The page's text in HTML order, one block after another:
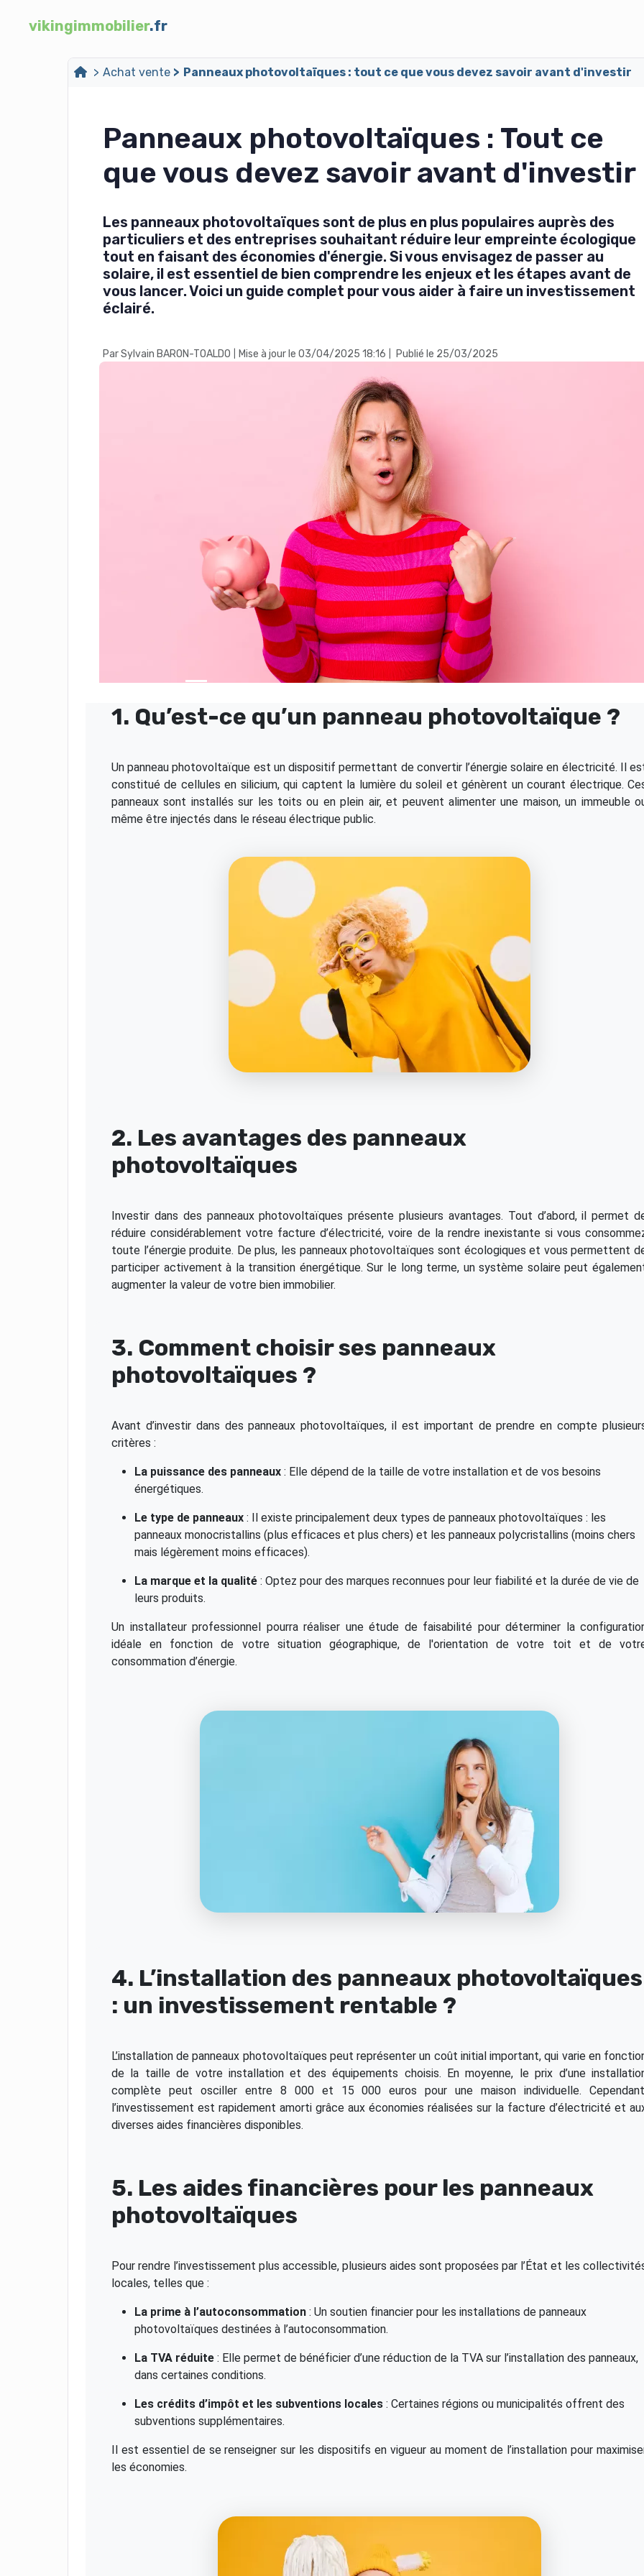
vikingimmobilier.fr
Achat vente Panneaux photovoltaïques : tout ce que vous devez savoir avant d'investir
Panneaux photovoltaïques : Tout ce
que vous devez savoir avant d'investir
Les panneaux photovoltaïques sont de plus en plus populaires auprès des
particuliers et des entreprises souhaitant réduire leur empreinte écologique
tout en faisant des économies d'énergie. Si vous envisagez de passer au
solaire, il est essentiel de bien comprendre les enjeux et les étapes avant de
vous lancer. Voici un guide complet pour vous aider à faire un investissement
éclairé.
Par Sylvain BARON-TOALDO Mise à jour le 03/04/2025 18:16 Publié le 25/03/2025
1. Qu’est-ce qu’un panneau photovoltaïque ?
Un panneau photovoltaïque est un dispositif permettant de convertir l’énergie solaire en électricité. Il
constitué de cellules en silicium, qui captent la lumière du soleil et génèrent un courant électrique.
panneaux sont installés sur les toits ou en plein air, et peuvent alimenter une maison, un immeuble
même être injectés dans le réseau électrique public.
2. Les avantages des panneaux
photovoltaïques
Investir dans des panneaux photovoltaïques présente plusieurs avantages. Tout d’abord, il permet
réduire considérablement votre facture d’électricité, voire de la rendre inexistante si vous
toute l’énergie produite. De plus, les panneaux photovoltaïques sont écologiques et vous permettent
participer activement à la transition énergétique. Sur le long terme, un système solaire peut
augmenter la valeur de votre bien immobilier.
3. Comment choisir ses panneaux
photovoltaïques ?
Avant d’investir dans des panneaux photovoltaïques, il est important de prendre en compte
critères :
La puissance des panneaux : Elle dépend de la taille de votre installation et de vos besoins
énergétiques.
Le type de panneaux : Il existe principalement deux types de panneaux photovoltaïques : les
panneaux monocristallins (plus efficaces et plus chers) et les panneaux polycristallins (moins chers
mais légèrement moins efficaces).
La marque et la qualité : Optez pour des marques reconnues pour leur fiabilité et la durée de vie de
leurs produits.
Un installateur professionnel pourra réaliser une étude de faisabilité pour déterminer la
idéale en fonction de votre situation géographique, de l'orientation de votre toit et de
consommation d’énergie.
4. L’installation des panneaux photovoltaïques
: un investissement rentable ?
L’installation de panneaux photovoltaïques peut représenter un coût initial important, qui varie en
de la taille de votre installation et des équipements choisis. En moyenne, le prix d’une
complète peut osciller entre 8 000 et 15 000 euros pour une maison individuelle.
l’investissement est rapidement amorti grâce aux économies réalisées sur la facture d’électricité et
diverses aides financières disponibles.
5. Les aides financières pour les panneaux
photovoltaïques
Pour rendre l’investissement plus accessible, plusieurs aides sont proposées par l’État et les
locales, telles que :
La prime à l’autoconsommation : Un soutien financier pour les installations de panneaux
photovoltaïques destinées à l’autoconsommation.
La TVA réduite : Elle permet de bénéficier d’une réduction de la TVA sur l’installation des panneaux,
dans certaines conditions.
Les crédits d’impôt et les subventions locales : Certaines régions ou municipalités offrent des
subventions supplémentaires.
Il est essentiel de se renseigner sur les dispositifs en vigueur au moment de l’installation pour
les économies.